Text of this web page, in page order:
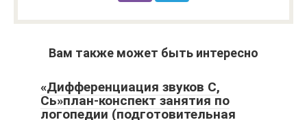
Вам также может быть интересно
«Дифференциация звуков С,
Сь»план-конспект занятия по
логопедии (подготовительная